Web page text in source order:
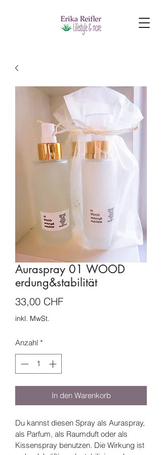
Auraspray 01 WOOD
erdung&stabilität
33,00 CHFPreis
inkl. MwSt.
Anzahl *
In den Warenkorb
Du kannst diesen Spray als Auraspray,
als Parfum, als Raumduft oder als
Kissenspray benutzen. Die Wirkung ist